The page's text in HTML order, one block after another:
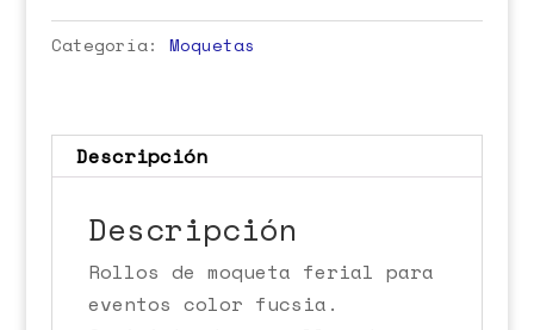
cantidad
Categoría: Moquetas
Descripción
Descripción
Rollos de moqueta ferial para
eventos color fucsia.